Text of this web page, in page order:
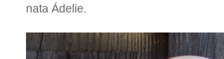
nata Ádelie.